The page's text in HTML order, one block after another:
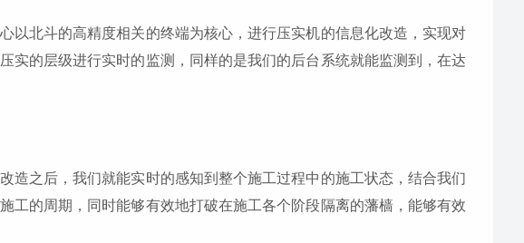
以北斗的高精度相关的终端为核心，进行压实机的信息化改造，实现对
实的层级进行实时的监测，同样的是我们的后台系统就能监测到，在达
造之后，我们就能实时的感知到整个施工过程中的施工状态，结合我们
工的周期，同时能够有效地打破在施工各个阶段隔离的藩樯，能够有效